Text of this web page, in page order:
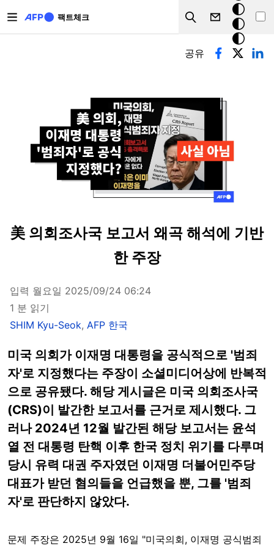
팩트체크
Search
크
모
드
기본탭
공유
美 의회조사국 보고서 왜곡 해석에 기반
한 주장
입력 월요일 2025/09/24 06:24
1 분 읽기
SHIM Kyu-Seok, AFP 한국
미국 의회가 이재명 대통령을 공식적으로 '범죄
자'로 지정했다는 주장이 소셜미디어상에 반복적
으로 공유됐다. 해당 게시글은 미국 의회조사국
(CRS)이 발간한 보고서를 근거로 제시했다. 그
러나 2024년 12월 발간된 해당 보고서는 윤석
열 전 대통령 탄핵 이후 한국 정치 위기를 다루며
당시 유력 대권 주자였던 이재명 더불어민주당
대표가 받던 혐의들을 언급했을 뿐, 그를 '범죄
자'로 판단하지 않았다.
문제 주장은 2025년 9월 16일 "미국의회, 이재명 공식범죄